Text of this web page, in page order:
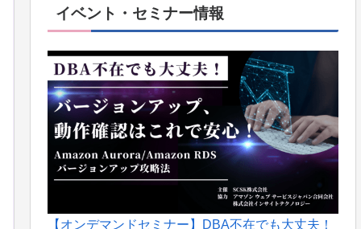
イベント・セミナー情報
【オンデマンドセミナー】DBA不在でも大丈夫！